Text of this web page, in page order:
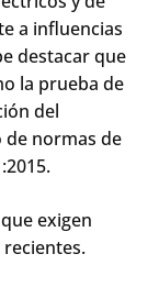
a influencias
destacar que
la prueba de
del
normas de
exigen